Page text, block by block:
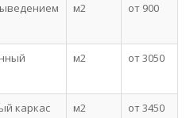
м2 от 900
м2 от 3050
каркас м2 от 3450